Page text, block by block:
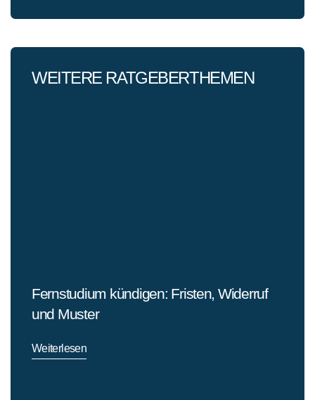
WEITERE RATGEBERTHEMEN
Fernstudium kündigen: Fristen, Widerruf
und Muster
Weiterlesen